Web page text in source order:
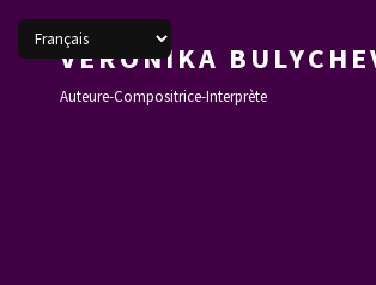
VERONIKA
Auteure-Compositrice-Interprète